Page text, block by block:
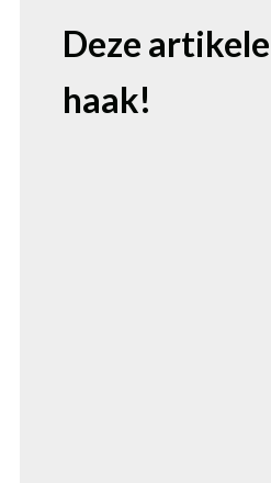
Deze
haak!